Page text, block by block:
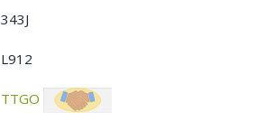
343J
L912
TTGO